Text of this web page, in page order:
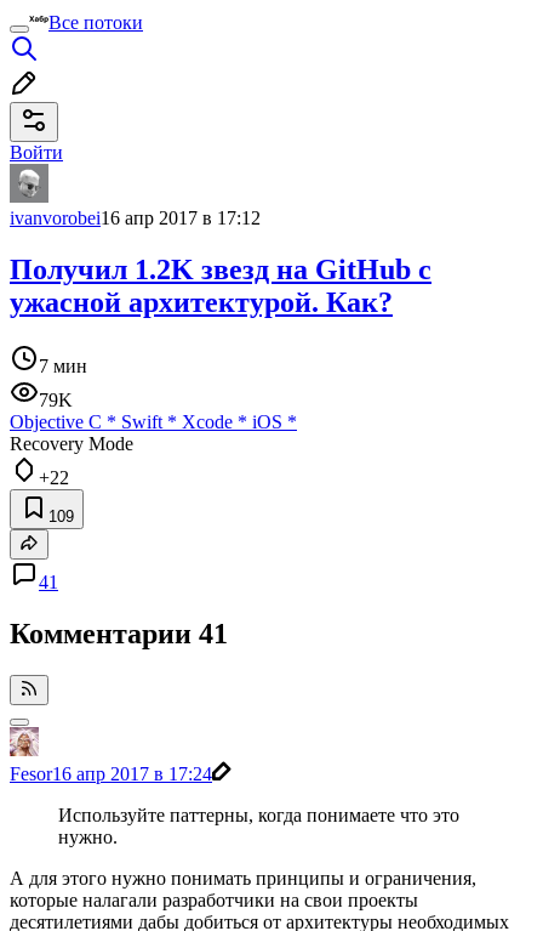
Все потоки
Войти
ivanvorobei16 апр 2017 в 17:12
Получил 1.2K звезд на GitHub с
ужасной архитектурой. Как?
7 мин
79K
Objective C * Swift * Xcode * iOS *
Recovery Mode
+22
109
41
Комментарии 41
Fesor16 апр 2017 в 17:24
Используйте паттерны, когда понимаете что это
нужно.
А для этого нужно понимать принципы и ограничения,
которые налагали разработчики на свои проекты
десятилетиями дабы добиться от архитектуры необходимых